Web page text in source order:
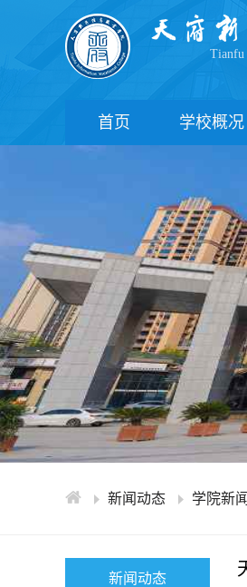
Tianfu
首页 学校概况
学院领导
办学理念
办学特色
校园风貌
新闻动态 学院新闻
新闻动态